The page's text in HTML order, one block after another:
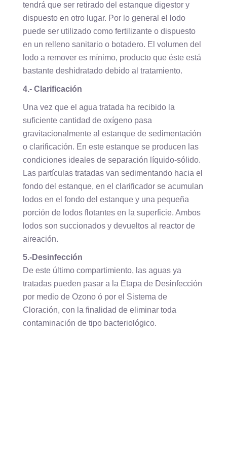
tendrá que ser retirado del estanque digestor y
dispuesto en otro lugar. Por lo general el lodo
puede ser utilizado como fertilizante o dispuesto
en un relleno sanitario o botadero. El volumen del
lodo a remover es mínimo, producto que éste está
bastante deshidratado debido al tratamiento.
4.- Clarificación
Una vez que el agua tratada ha recibido la
suficiente cantidad de oxígeno pasa
gravitacionalmente al estanque de sedimentación
o clarificación. En este estanque se producen las
condiciones ideales de separación líquido-sólido.
Las partículas tratadas van sedimentando hacia el
fondo del estanque, en el clarificador se acumulan
lodos en el fondo del estanque y una pequeña
porción de lodos flotantes en la superficie. Ambos
lodos son succionados y devueltos al reactor de
aireación.
5.-Desinfección
De este último compartimiento, las aguas ya
tratadas pueden pasar a la Etapa de Desinfección
por medio de Ozono ó por el Sistema de
Cloración, con la finalidad de eliminar toda
contaminación de tipo bacteriológico.